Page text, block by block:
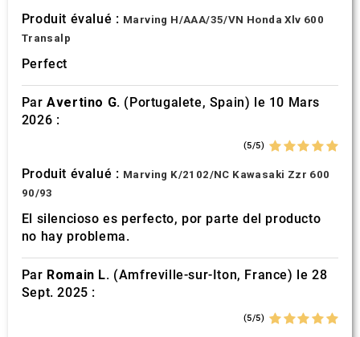
Produit évalué : Marving H/AAA/35/VN Honda Xlv 600
Transalp
Perfect
ParAvertino G. (Portugalete, Spain) le 10 Mars
2026 :
(5/5)
Produit évalué : Marving K/2102/NC Kawasaki Zzr 600
90/93
El silencioso es perfecto, por parte del producto
no hay problema.
Par Romain L. (Amfreville-sur-Iton, France) le 28
Sept. 2025 :
(5/5)